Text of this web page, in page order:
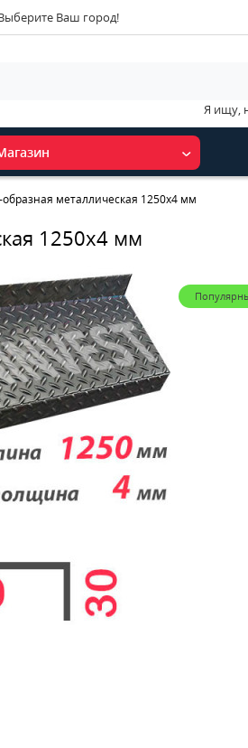
Ваш город!
Я ищу,
образная металлическая 1250x4 мм
1250x4 мм